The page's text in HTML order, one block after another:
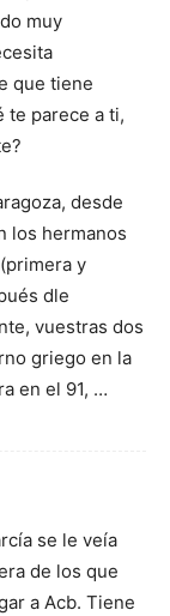
muy
que tiene
te parece a ti,
desde
los hermanos
y
dle
vuestras dos
griego en la
en el 91, …
se le veía
de los que
a Acb. Tiene